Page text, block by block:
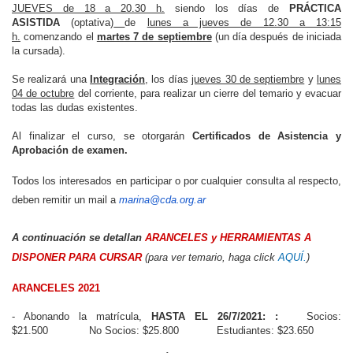
JUEVES de 18 a 20.30 h. siendo los días de
PRÁCTICA
ASISTIDA (optativa) de
lunes a jueves de 12.30 a 13:15
h. comenzando el martes 7 de septiembre(un día después de iniciada
la cursada).
Se realizará una Integración, los díasjueves 30 de septiembre y lunes
04 de octubre del corriente, para realizar un cierre del temario y evacuar
todas las dudas existentes.
Al finalizar el curso, se otorgarán Certificados de Asistencia y
Aprobación de examen.
Todos los interesados en participar o por cualquier consulta al respecto,
deben remitir un mail a marina@cda.org.ar
A continuación se detallan ARANCELES y HERRAMIENTAS A
DISPONER PARA CURSAR (para ver temario, haga clickAQUÍ. )
ARANCELES 2021
- Abonando la matrícula, HASTA EL 26/7/2021: : Socios:
$21.500 No Socios: $25.800 Estudiantes: $23.650